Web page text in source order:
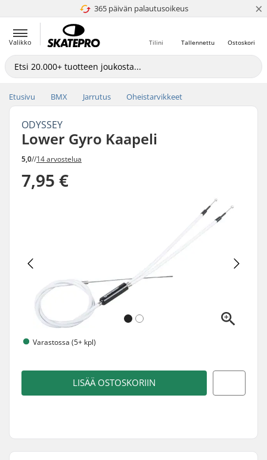
365 päivän palautusoikeus
4.8 / 5 ×
Valikko Ostoskori
Tallennettu
Tilini
Etusivu BMX Jarrutus Oheistarvikkeet
ODYSSEY
Lower Gyro Kaapeli
5,0//14 arvostelua
7,95 €
Varastossa (5+ kpl)
LISÄÄ OSTOSKORIIN